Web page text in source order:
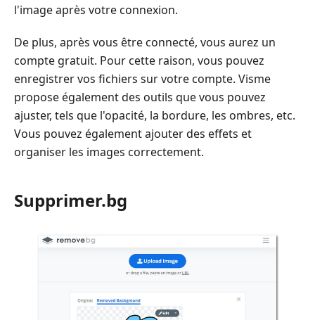
l'image après votre connexion.
De plus, après vous être connecté, vous aurez un
compte gratuit. Pour cette raison, vous pouvez
enregistrer vos fichiers sur votre compte. Visme
propose également des outils que vous pouvez
ajuster, tels que l'opacité, la bordure, les ombres, etc.
Vous pouvez également ajouter des effets et
organiser les images correctement.
Supprimer.bg